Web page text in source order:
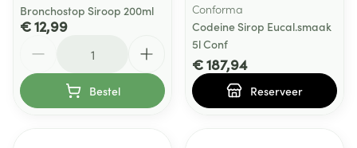
Bronchostop Siroop 200ml
€ 12,99
Bestel
Conforma
Codeine Sirop Eucal.smaak
5l Conf
€ 187,94
Reserveer